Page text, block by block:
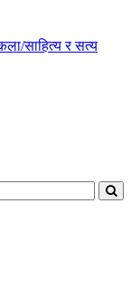
साहित्य र सत्य